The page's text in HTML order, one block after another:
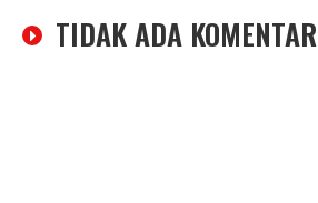
TIDAK ADA KOMENTAR